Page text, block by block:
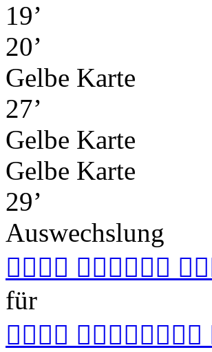
19’
20’
Gelbe Karte
27’
Gelbe Karte
Gelbe Karte
29’
Auswechslung
 
für
 